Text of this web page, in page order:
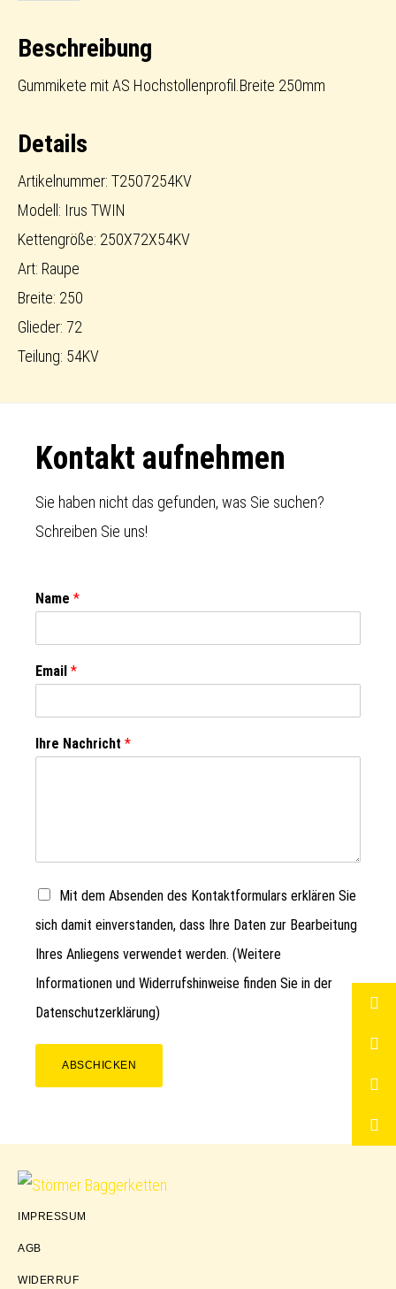
/
High
Rubbertrack
Menge
Beschreibung
Gummikete mit AS Hochstollenprofil.Breite 250mm
Details
Artikelnummer: T2507254KV
Modell: Irus TWIN
Kettengröße: 250X72X54KV
Art: Raupe
Breite: 250
Glieder: 72
Teilung: 54KV
Footer
Kontakt aufnehmen
Sie haben nicht das gefunden, was Sie suchen?
Schreiben Sie uns!
Name *
Email *
Ihre Nachricht *
Mit dem Absenden des Kontaktformulars erklären Sie
sich damit einverstanden, dass Ihre Daten zur Bearbeitung
Ihres Anliegens verwendet werden. (Weitere
Informationen und Widerrufshinweise finden Sie in der
Datenschutzerklärung)
ABSCHICKEN
Störmer
IMPRESSUM
AGB
WIDERRUF